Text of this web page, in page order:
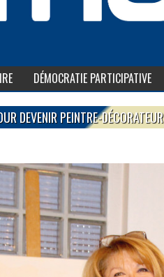
DÉMOCRATIE PARTICIPATIVE
DEVENIR PEINTRE-DÉCORATEUR